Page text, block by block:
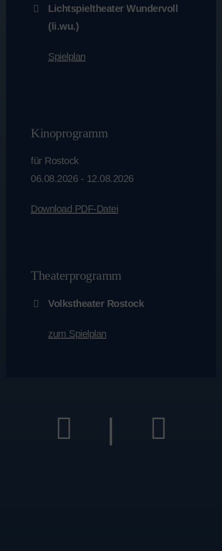
Lichtspieltheater Wundervoll
(li.wu.)
Spielplan
Kinoprogramm
für Rostock
06.08.2026 - 12.08.2026
Download PDF-Datei
Theaterprogramm
Volkstheater Rostock
zum Spielplan
|